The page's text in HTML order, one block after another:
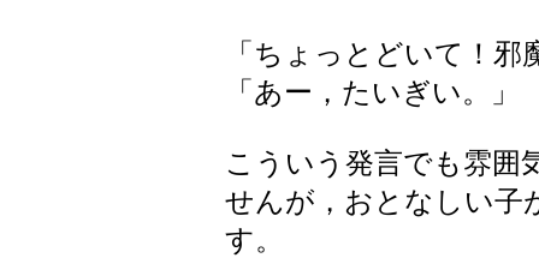
「ちょっとどいて！
「あー，たいぎい。」
こういう発言でも雰囲
せんが，おとなしい子
す。